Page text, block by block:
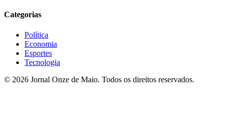
Categorias
Política
Economia
Esportes
Tecnologia
© 2026 Jornal Onze de Maio. Todos os direitos reservados.